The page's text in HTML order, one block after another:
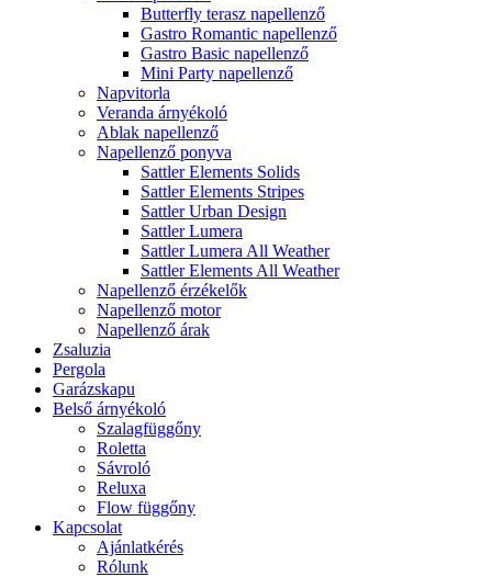
Butterfly terasz napellenző
Gastro Romantic napellenző
Gastro Basic napellenző
Mini Party napellenző
Napvitorla
Veranda árnyékoló
Ablak napellenző
Napellenző ponyva
Sattler Elements Solids
Sattler Elements Stripes
Sattler Urban Design
Sattler Lumera
Sattler Lumera All Weather
Sattler Elements All Weather
Napellenző érzékelők
Napellenző motor
Napellenző árak
Zsaluzia
Pergola
Garázskapu
Belső árnyékoló
Szalagfüggőny
Roletta
Sávroló
Reluxa
Flow függőny
Kapcsolat
Ajánlatkérés
Rólunk